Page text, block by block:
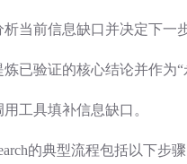
析当前信息缺口并决定下一
炼已验证的核心结论并作为“
用工具填补信息缺口。
的典型流程包括以下步